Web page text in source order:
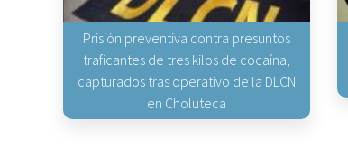
Prisión preventiva contra presuntos
traficantes de tres kilos de cocaína,
capturados tras operativo de la DLCN
en Choluteca